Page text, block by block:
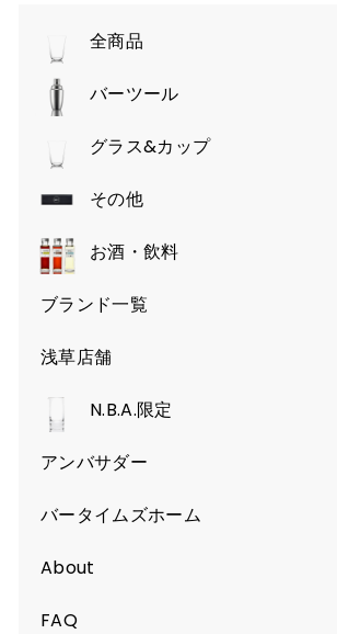
全商品
バーツール
サ
メ
ニ
ー
を
く
グラス&カップ
サ
ブ
ニ
ュ
ー
を
く
その他
サ
ブ
メ
ニ
ー
を
開
く
お酒・飲料
ブランド一覧
浅草店舗
N.B.A.限定
アンバサダー
バータイムズホーム
About
FAQ